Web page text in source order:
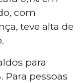
com
teve alta de
para
Para pessoas